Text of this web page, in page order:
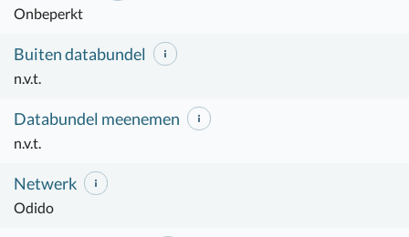
Onbeperkt
Buiten databundel
n.v.t.
Databundel meenemen
n.v.t.
Netwerk
Odido